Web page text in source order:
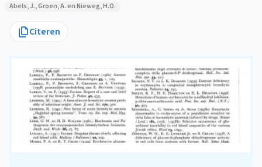
Abels, J., Groen, A. en Nieweg, H.O.
Citeren